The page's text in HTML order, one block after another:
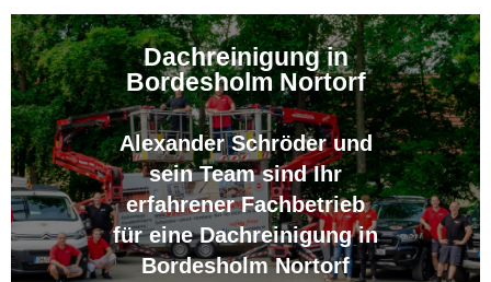
Dachreinigung in
Bordesholm Nortorf
Alexander Schröder und
sein Team sind Ihr
erfahrener Fachbetrieb
für eine Dachreinigung in
Bordesholm Nortorf